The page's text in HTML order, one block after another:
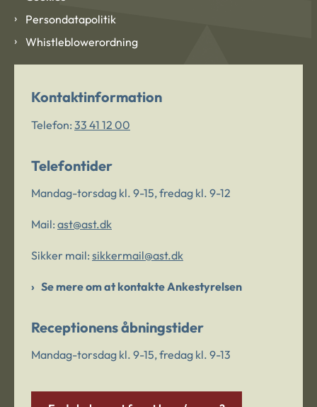
Persondatapolitik
Whistleblowerordning
Kontaktinformation
Telefon: 33 41 12 00
Telefontider
Mandag-torsdag kl. 9-15, fredag kl. 9-12
Mail: ast@ast.dk
Sikker mail: sikkermail@ast.dk
Se mere om at kontakte Ankestyrelsen
Receptionens åbningstider
Mandag-torsdag kl. 9-15, fredag kl. 9-13